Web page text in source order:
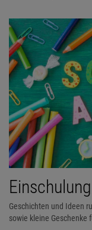
Geschichten und Ideen
sowie kleine Geschenke